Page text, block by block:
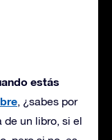
estás
, ¿sabes por
de un libro, si el